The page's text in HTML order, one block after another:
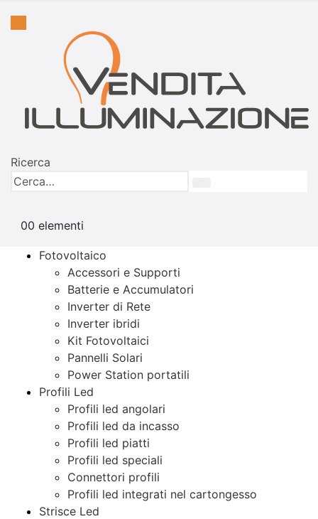
Ricerca
00 elementi
Fotovoltaico
Accessori e Supporti
Batterie e Accumulatori
Inverter di Rete
Inverter ibridi
Kit Fotovoltaici
Pannelli Solari
Power Station portatili
Profili Led
Profili led angolari
Profili led da incasso
Profili led piatti
Profili led speciali
Connettori profili
Profili led integrati nel cartongesso
Strisce Led